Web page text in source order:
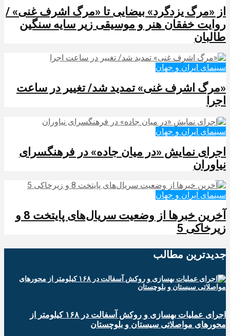
از «مرگ یزدگرد» بیضایی تا «مرگ اشرف غنی» /
روایت خفقان هنر و موسیقی زیر سایه سنگین
طالبان
سینمای ایران و جهان
​​​​​​​«مرگ اشرف غنی» تمدید شد/ تغییر در ساعت
اجرا
سینمای ایران و جهان
اجرای نمایش «در میان جاده» در فرهنگسرای
نیاوران
سینمای ایران و جهان
آخرین خبرها از وضعیت سریال‌های پایتخت 8 و
زیرخاکی 5
جدیدترین‌ مطالب
اجرای عملیات بهسازی و روکش آسفالت در ۱۶۸ کیلومتر از
محورهای مواصلاتی سیستان و بلوچستان